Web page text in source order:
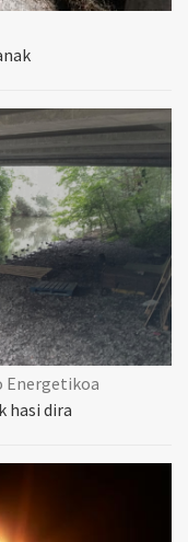
Energetikoa
hasi dira